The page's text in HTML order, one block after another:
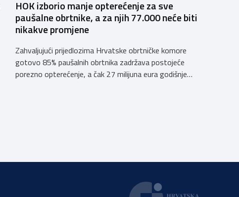
HOK izborio manje opterećenje za sve
paušalne obrtnike, a za njih 77.000 neće biti
nikakve promjene
Zahvaljujući prijedlozima Hrvatske obrtničke komore
gotovo 85% paušalnih obrtnika zadržava postojeće
porezno opterećenje, a čak 27 milijuna eura godišnje